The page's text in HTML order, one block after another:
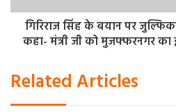
गिरिराज सिंह के बयान पर
कहा- मंत्री जी को मुजफ्फरनगर
Related Articles